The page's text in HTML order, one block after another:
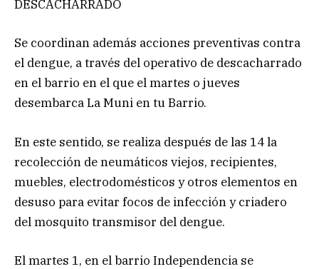
DESCACHARRADO
Se coordinan además acciones preventivas contra
el dengue, a través del operativo de descacharrado
en el barrio en el que el martes o jueves
desembarca La Muni en tu Barrio.
En este sentido, se realiza después de las 14 la
recolección de neumáticos viejos, recipientes,
muebles, electrodomésticos y otros elementos en
desuso para evitar focos de infección y criadero
del mosquito transmisor del dengue.
El martes 1, en el barrio Independencia se